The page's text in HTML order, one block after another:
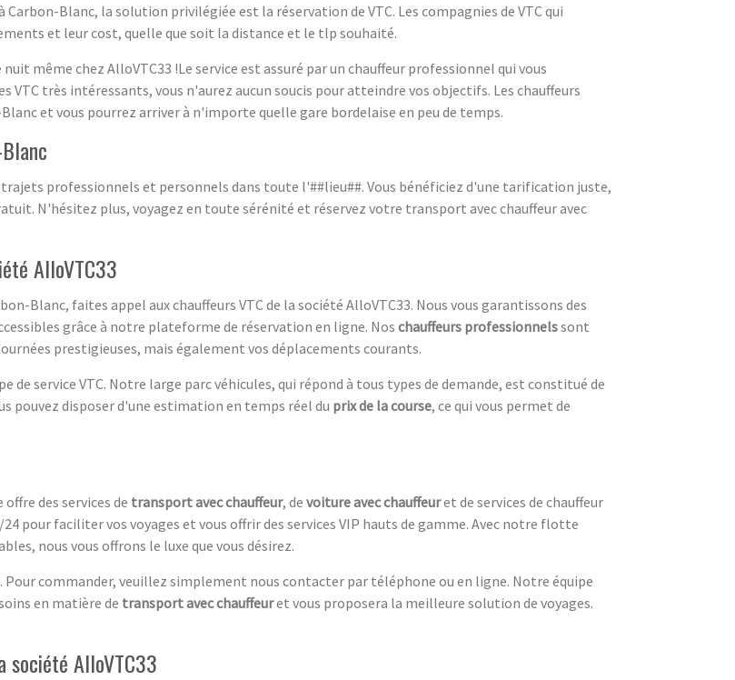
Carbon-Blanc, la solution privilégiée est la réservation de VTC. Les compagnies de VTC qui
et leur cost, quelle que soit la distance et le tlp souhaité.
même chez AlloVTC33 !Le service est assuré par un chauffeur professionnel qui vous
VTC très intéressants, vous n'aurez aucun soucis pour atteindre vos objectifs. Les chauffeurs
et vous pourrez arriver à n'importe quelle gare bordelaise en peu de temps.
professionnels et personnels dans toute l'##lieu##. Vous bénéficiez d'une tarification juste,
N'hésitez plus, voyagez en toute sérénité et réservez votre transport avec chauffeur avec
AlloVTC33
Blanc, faites appel aux chauffeurs VTC de la société AlloVTC33. Nous vous garantissons des
grâce à notre plateforme de réservation en ligne. Nos chauffeurs professionnelssont
prestigieuses, mais également vos déplacements courants.
de service VTC. Notre large parc véhicules, qui répond à tous types de demande, est constitué de
pouvez disposer d'une estimation en temps réel du prix de la course, ce qui vous permet de
des services de transport avec chauffeur, de voiture avec chauffeuret de services de chauffeur
pour faciliter vos voyages et vous offrir des services VIP hauts de gamme. Avec notre flotte
nous vous offrons le luxe que vous désirez.
Pour commander, veuillez simplement nous contacter par téléphone ou en ligne. Notre équipe
en matière de transport avec chauffeuret vous proposera la meilleure solution de voyages.
société AlloVTC33